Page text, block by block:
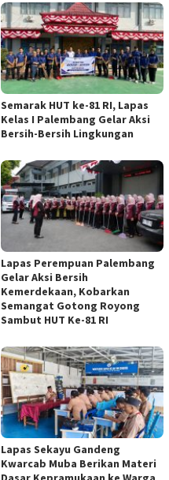
Semarak HUT ke-81 RI, Lapas
Kelas I Palembang Gelar Aksi
Bersih-Bersih Lingkungan
Lapas Perempuan Palembang
Gelar Aksi Bersih
Kemerdekaan, Kobarkan
Semangat Gotong Royong
Sambut HUT Ke-81 RI
Lapas Sekayu Gandeng
Kwarcab Muba Berikan Materi